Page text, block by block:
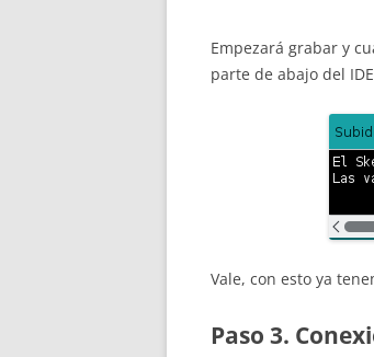
Empezará grabar y
parte de abajo del
Vale, con esto ya
Paso 3.